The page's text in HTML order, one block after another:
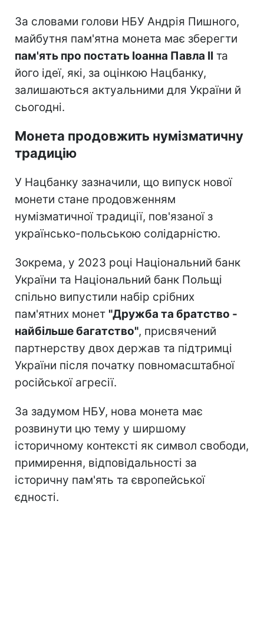
За словами голови НБУ Андрія Пишного,
майбутня пам'ятна монета має зберегти
пам'ять про постать Іоанна Павла II та
його ідеї, які, за оцінкою Нацбанку,
залишаються актуальними для України й
сьогодні.
Монета продовжить нумізматичну
традицію
У Нацбанку зазначили, що випуск нової
монети стане продовженням
нумізматичної традиції, пов'язаної з
українсько-польською солідарністю.
Зокрема, у 2023 році Національний банк
України та Національний банк Польщі
спільно випустили набір срібних
пам'ятних монет "Дружба та братство -
найбільше багатство", присвячений
партнерству двох держав та підтримці
України після початку повномасштабної
російської агресії.
За задумом НБУ, нова монета має
розвинути цю тему у ширшому
історичному контексті як символ свободи,
примирення, відповідальності за
історичну пам'ять та європейської
єдності.